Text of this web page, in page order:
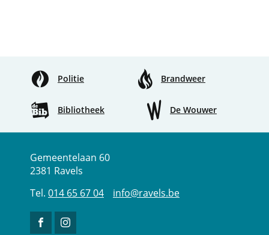
Politie Brandweer
Bibliotheek De Wouwer
Gemeentehuis
Adres
Gemeentelaan 60
2381 Ravels
Tel.
014 65 67 04
E-
mail
info@ravels.be